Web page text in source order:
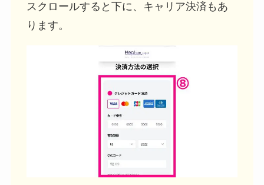
スクロールすると下に、キャリア決済もあ
ります。